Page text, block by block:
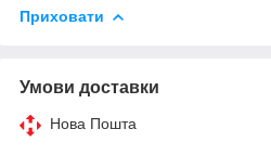
Приховати
Умови доставки
Нова Пошта